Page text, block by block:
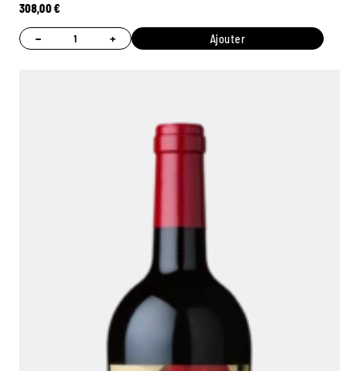
308,00€
− + Ajouter